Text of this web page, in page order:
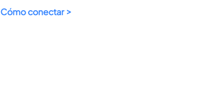
Cómo conectar >